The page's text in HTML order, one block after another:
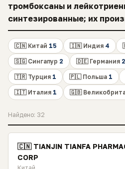
тромбоксаны и
синтезированные; их
🇨🇳 Китай 15 🇮🇳 Индия 4
🇸🇬 Сингапур 2 🇩🇪 Германия 2
🇹🇷 Турция 1 🇵🇱 Польша 1
🇮🇹 Италия 1 🇬🇧
Найдено: 32
🇨🇳 TIANJIN TIANFA
CORP